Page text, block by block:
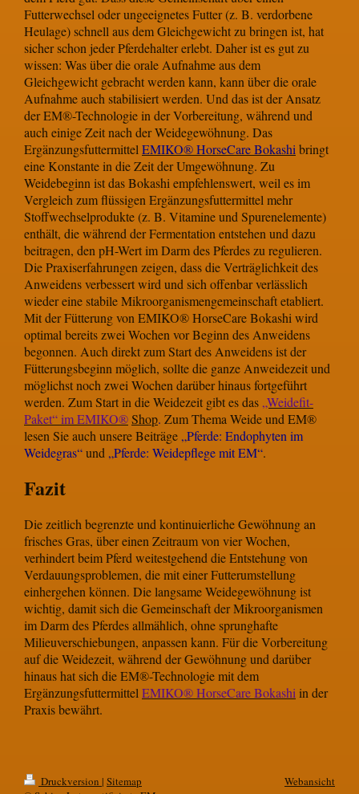
Futterwechsel oder ungeeignetes Futter (z. B. verdorbene
Heulage) schnell aus dem Gleichgewicht zu bringen ist, hat
sicher schon jeder Pferdehalter erlebt. Daher ist es gut zu
wissen: Was über die orale Aufnahme aus dem
Gleichgewicht gebracht werden kann, kann über die orale
Aufnahme auch stabilisiert werden. Und das ist der Ansatz
der EM®-Technologie in der Vorbereitung, während und
auch einige Zeit nach der Weidegewöhnung. Das
ErgänzungsfuttermittelEMIKO® HorseCare Bokashibringt
eine Konstante in die Zeit der Umgewöhnung. Zu
Weidebeginn ist das Bokashi empfehlenswert, weil es im
Vergleich zum flüssigen Ergänzungsfuttermittel mehr
Stoffwechselprodukte (z. B. Vitamine und Spurenelemente)
enthält, die während der Fermentation entstehen und dazu
beitragen, den pH-Wert im Darm des Pferdes zu regulieren.
Die Praxiserfahrungen zeigen, dass die Verträglichkeit des
Anweidens verbessert wird und sich offenbar verlässlich
wieder eine stabile Mikroorganismengemeinschaft etabliert.
Mit der Fütterung von EMIKO® HorseCare Bokashi wird
optimal bereits zwei Wochen vor Beginn des Anweidens
begonnen. Auch direkt zum Start des Anweidens ist der
Fütterungsbeginn möglich, sollte die ganze Anweidezeit und
möglichst noch zwei Wochen darüber hinaus fortgeführt
werden. Zum Start in die Weidezeit gibt es das „Weidefit-
Paket“ im EMIKO®Shop. Zum Thema Weide und EM®
lesen Sie auch unsere Beiträge„Pferde: Endophyten im
Weidegras“und„Pferde: Weidepflege mit EM“.
Fazit
Die zeitlich begrenzte und kontinuierliche Gewöhnung an
frisches Gras, über einen Zeitraum von vier Wochen,
verhindert beim Pferd weitestgehend die Entstehung von
Verdauungsproblemen, die mit einer Futterumstellung
einhergehen können. Die langsame Weidegewöhnung ist
wichtig, damit sich die Gemeinschaft der Mikroorganismen
im Darm des Pferdes allmählich, ohne sprunghafte
Milieuverschiebungen, anpassen kann. Für die Vorbereitung
auf die Weidezeit, während der Gewöhnung und darüber
hinaus hat sich die EM®-Technologie mit dem
ErgänzungsfuttermittelEMIKO® HorseCare Bokashiin der
Praxis bewährt.
Druckversion | Sitemap
Webansicht